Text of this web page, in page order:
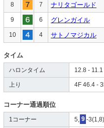
8 7 ナリタゴールド
9 6 グレンガイル
10 4 サトノマジカル
タイム
ハロンタイム 12.8 -
上り 4F 46.4 -
コーナー通過順位
1コーナー 5, 9 -